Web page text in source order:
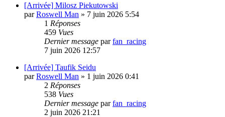
[Arrivée] Milosz Piekutowski
parRoswell Man » 7 juin 2026 5:54
1 Réponses
459 Vues
Dernier message parfan_racing
7 juin 2026 12:57
[Arrivée] Taufik Seidu
parRoswell Man » 1 juin 2026 0:41
2 Réponses
538 Vues
Dernier message parfan_racing
2 juin 2026 21:21